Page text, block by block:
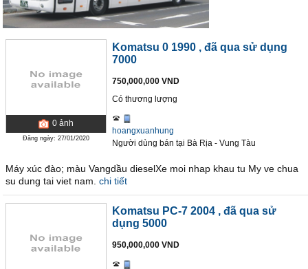
0 ảnh
Đăng ngày: 27/01/2020
Komatsu 0 1990 , đã qua sử dụng
7000
750,000,000 VND
Có thương lượng
hoangxuanhung
Người dùng bán tại Bà Rịa - Vung Tàu
Máy xúc đào; màu Vangdầu dieselXe moi nhap khau tu My ve chua
su dung tai viet nam. chi tiết
Komatsu PC-7 2004 , đã qua sử
dụng 5000
950,000,000 VND